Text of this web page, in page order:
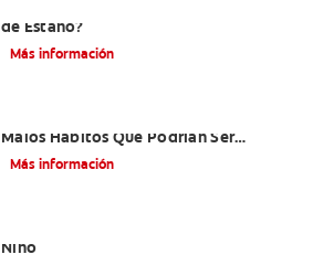
de Estaño?
Más información
Malos Hábitos Que Podrían Ser
Dañinos
Más información
Niño